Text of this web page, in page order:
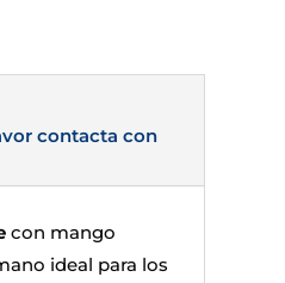
contacta con
con mango
ideal para los